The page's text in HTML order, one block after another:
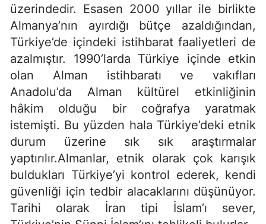
üzerindedir. Esasen 2000 yıllar ile birlikte
Almanya’nın ayırdığı bütçe azaldığından,
Türkiye’de içindeki istihbarat faaliyetleri de
azalmıştır. 1990’larda Türkiye içinde etkin
olan Alman istihbaratı ve vakıfları
Anadolu’da Alman kültürel etkinliğinin
hâkim olduğu bir coğrafya yaratmak
istemişti. Bu yüzden hala Türkiye’deki etnik
durum üzerine sık sık araştırmalar
yaptırılır.Almanlar, etnik olarak çok karışık
buldukları Türkiye’yi kontrol ederek, kendi
güvenliği için tedbir alacaklarını düşünüyor.
Tarihi olarak İran tipi İslam’ı sever,